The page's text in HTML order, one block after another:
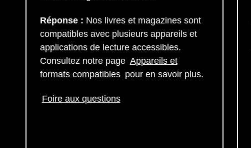
Réponse : Nos livres et magazines sont
compatibles avec plusieurs appareils et
applications de lecture accessibles.
Consultez notre page Appareils et
formats compatibles pour en savoir plus.
Foire aux questions